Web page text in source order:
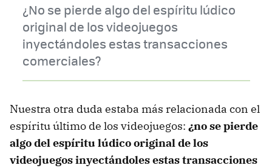
¿No se pierde algo del espíritu lúdico
original de los videojuegos
inyectándoles estas transacciones
comerciales?
Nuestra otra duda estaba más relacionada con el
espíritu último de los videojuegos: ¿no se pierde
algo del espíritu lúdico original de los
videojuegos inyectándoles estas transacciones